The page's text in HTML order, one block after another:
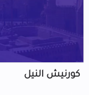
كورنيش النيل